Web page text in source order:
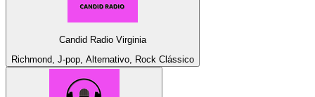
Candid Radio Virginia
Richmond, J-pop, Alternativo, Rock Clássico